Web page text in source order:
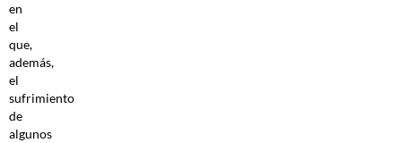
en
el
que,
además,
el
sufrimiento
de
algunos